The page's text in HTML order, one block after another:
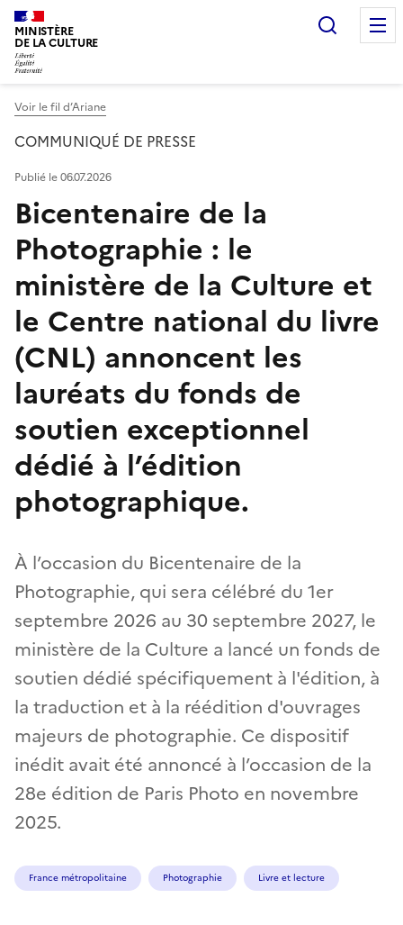
MINISTÈRE
DE LA CULTURE
Voir le fil d’Ariane
COMMUNIQUÉ DE PRESSE
Bicentenaire de la
Photographie : le
ministère de la Culture et
le Centre national du livre
(CNL) annoncent les
lauréats du fonds de
soutien exceptionnel
dédié à l’édition
photographique.
À l’occasion du Bicentenaire de la
Photographie, qui sera célébré du 1er
septembre 2026 au 30 septembre 2027, le
ministère de la Culture a lancé un fonds de
soutien dédié spécifiquement à l'édition, à
la traduction et à la réédition d'ouvrages
majeurs de photographie. Ce dispositif
inédit avait été annoncé à l’occasion de la
28e édition de Paris Photo en novembre
2025.
Publié le 06.07.2026
France métropolitaine Photographie Livre et lecture